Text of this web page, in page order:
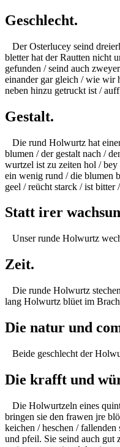
Geschlecht.
Der Osterlucey seind
bletter hat der Rautten nicht
gefunden / seind auch
einander gar gleich / wie wir
neben hinzu getruckt ist /
Gestalt.
Die rund Holwurtz hat
blumen / der gestalt nach /
wurtzel ist zu zeiten hol /
ein wenig rund / die blumen
geel / reücht starck / ist bitter
Statt irer
Unser runde Holwurtz
Zeit.
Die runde Holwurtz
lang Holwurtz blüet im
Die natur und
Beide geschlecht der
Die krafft und
Die Holwurtzeln eines
bringen sie den frawen jre
keichen /heschen / fallenden
und pfeil. Sie seind auch gut